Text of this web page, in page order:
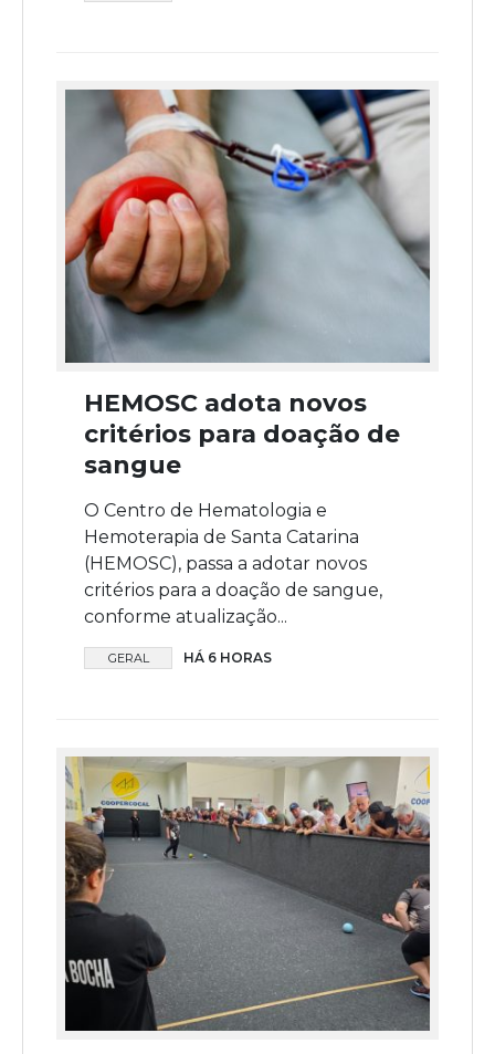
HEMOSC adota novos
critérios para doação de
sangue
O Centro de Hematologia e
Hemoterapia de Santa Catarina
(HEMOSC), passa a adotar novos
critérios para a doação de sangue,
conforme atualização...
GERAL HÁ 6 HORAS